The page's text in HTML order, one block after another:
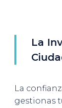
La
La
gestionas